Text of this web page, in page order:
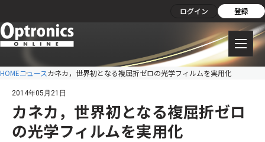
ログイン 登録
HOMEニュースカネカ，世界初となる複屈折ゼロの光学フィルムを実用化
2014年05月21日
カネカ，世界初となる複屈折ゼロ
の光学フィルムを実用化